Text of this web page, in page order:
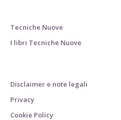
Tecniche Nuove
I libri Tecniche Nuove
Disclaimer e note legali
Privacy
Cookie Policy